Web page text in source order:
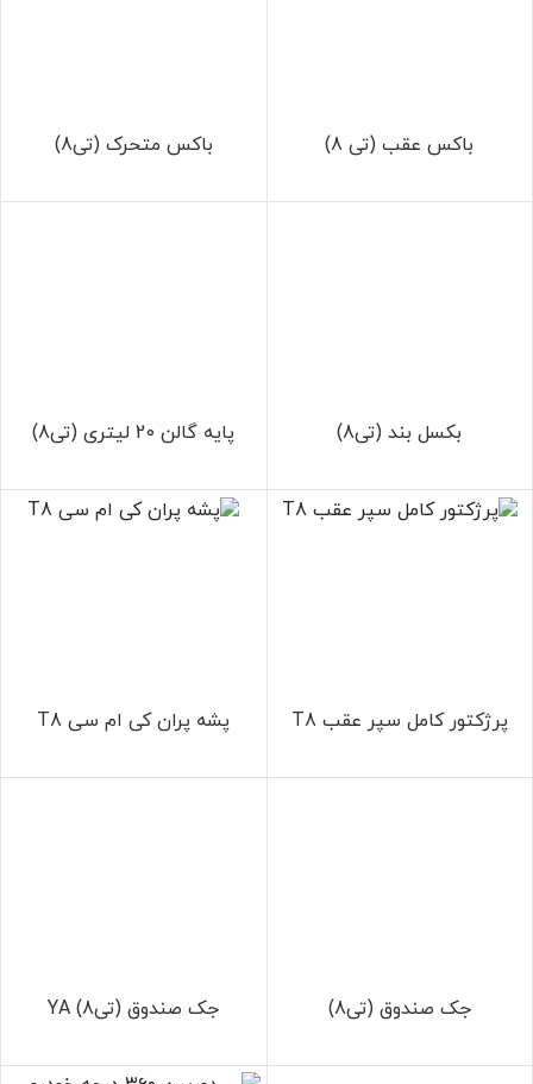
باکس عقب (تی 8) باکس متحرک (تی8)
بکسل بند (تی8) پایه گالن 20 لیتری (تی8)
پرژکتور کامل سپر عقب T8 پشه‌ پران کی ام سی T8
جک صندوق (تی8) جک صندوق (تی8) YA